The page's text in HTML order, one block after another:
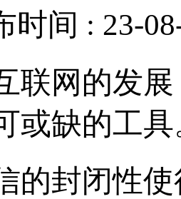
时间 : 23-
联网的发
或缺的工具
的封闭性